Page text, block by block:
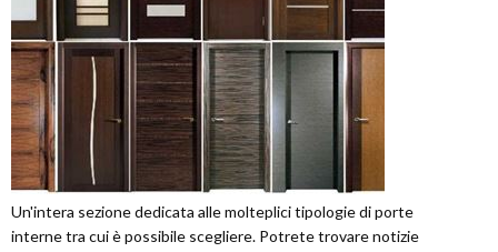
Un'intera sezione dedicata alle molteplici tipologie di porte
interne tra cui è possibile scegliere. Potrete trovare notizie